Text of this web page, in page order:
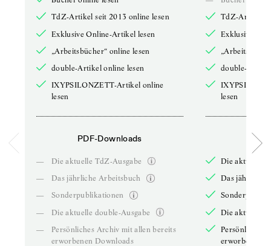
TdZ-Artikel seit 2013 online lesen
Exklusive Online-Artikel lesen
„Arbeitsbücher“ online lesen
double-Artikel online lesen
IXYPSILONZETT-Artikel online
lesen
PDF-Downloads
—
Die aktuelle TdZ-Ausgabe
—
Das jährliche Arbeitsbuch
—
Sonderpublikationen
—
Die aktuelle double-Ausgabe
—
Persönliches Archiv mit allen bereits
erworbenen Downloads
TdZ-Artikel
Exklusive
double-
lesen
Die aktuelle
Das jährliche
Die aktuelle
Persönliches
erworbenen